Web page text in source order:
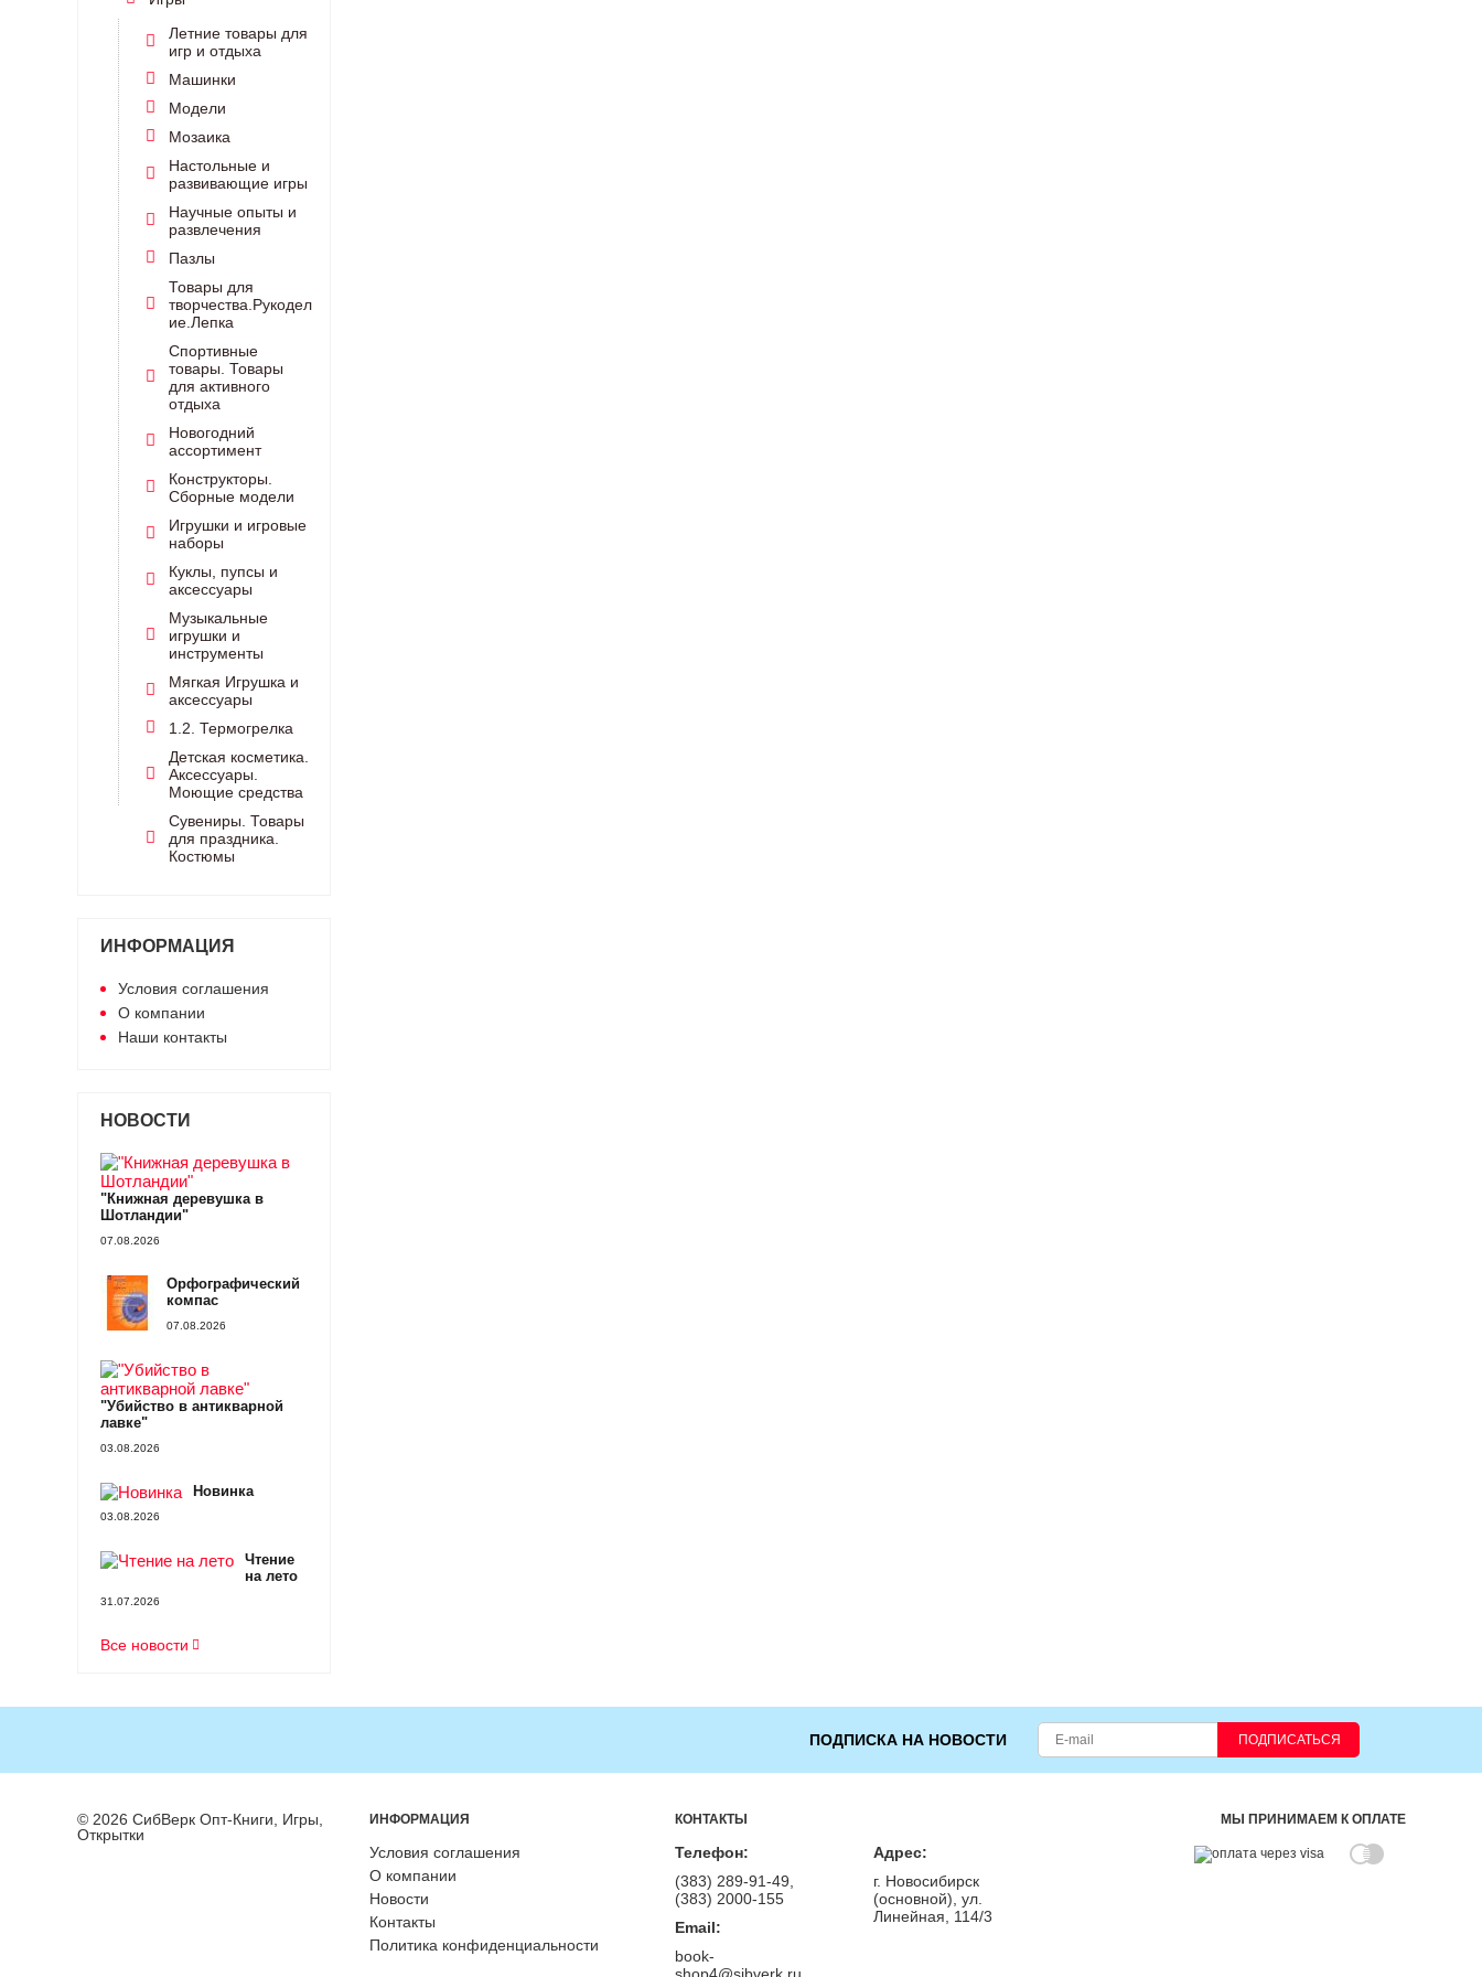
Летние товары для
игр и отдыха
Машинки
Модели
Мозаика
Настольные и
развивающие игры
Научные опыты и
развлечения
Пазлы
Товары для
творчества.Рукодел
ие.Лепка
Спортивные
товары. Товары
для активного
отдыха
Новогодний
ассортимент
Конструкторы.
Сборные модели
Игрушки и игровые
наборы
Куклы, пупсы и
аксессуары
Музыкальные
игрушки и
инструменты
Мягкая Игрушка и
аксессуары
1.2. Термогрелка
Детская косметика.
Аксессуары.
Моющие средства
Сувениры. Товары
для праздника.
Костюмы
ИНФОРМАЦИЯ
Условия соглашения
О компании
Наши контакты
НОВОСТИ
"Книжная деревушка в
Шотландии"
07.08.2026
Орфографический
компас
07.08.2026
"Убийство в антикварной
лавке"
03.08.2026
Новинка
03.08.2026
Чтение
на лето
31.07.2026
Все новости
ПОДПИСКА НА НОВОСТИ ПОДПИСАТЬСЯ
© 2026 СибВерк Опт-Книги, Игры,
Открытки
ИНФОРМАЦИЯ
Условия соглашения
О компании
Новости
Контакты
Политика конфиденциальности
МЫ ПРИНИМАЕМ К ОПЛАТЕ
КОНТАКТЫ
Телефон:
(383) 289-91-49,
(383) 2000-155
Email:
book-
Адрес:
г. Новосибирск
(основной), ул.
Линейная, 114/3